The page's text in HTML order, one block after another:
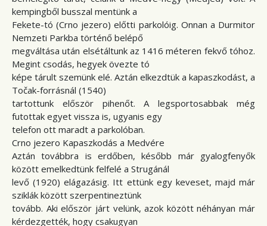
kempingből busszal mentünk a
Fekete-tó (Crno jezero) előtti parkolóig. Onnan a Durmitor
Nemzeti Parkba történő belépő
megváltása után elsétáltunk az 1416 méteren fekvő tóhoz.
Megint csodás, hegyek övezte tó
képe tárult szemünk elé. Aztán elkezdtük a kapaszkodást, a
Točak-forrásnál (1540)
tartottunk először pihenőt. A legsportosabbak még
futottak egyet vissza is, ugyanis egy
telefon ott maradt a parkolóban.
Crno jezero Kapaszkodás a Medvére
Aztán továbbra is erdőben, később már gyalogfenyők
között emelkedtünk felfelé a Strugánál
levő (1920) elágazásig. Itt ettünk egy keveset, majd már
sziklák között szerpentineztünk
tovább. Aki először járt velünk, azok között néhányan már
kérdezgették, hogy csakugyan